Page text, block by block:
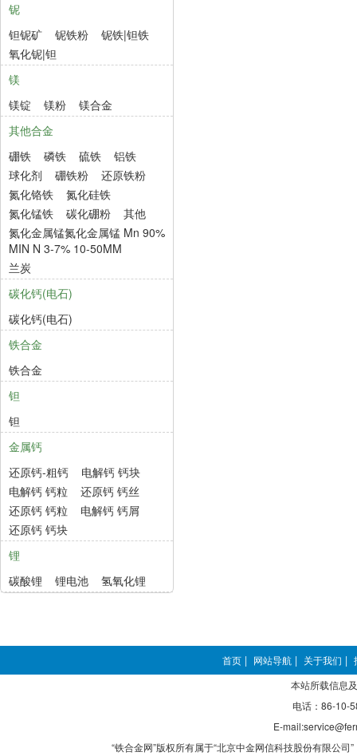
铌
钽铌矿
铌铁粉
铌铁|钽铁
氧化铌|钽
镁
镁锭
镁粉
镁合金
其他合金
硼铁
磷铁 硫铁
铝铁
球化剂
硼铁粉
还原铁粉
氮化铬铁
氮化硅铁
氮化锰铁
碳化硼粉
其他
氮化金属锰氮化金属锰 Mn 90%
MIN N 3-7% 10-50MM
兰炭
碳化钙(电石)
碳化钙(电石)
铁合金
铁合金
钽
钽
金属钙
还原钙-粗钙
电解钙 钙块
电解钙 钙粒
还原钙 钙丝
还原钙 钙粒
电解钙 钙屑
还原钙 钙块
锂
碳酸锂
锂电池 氢氧化锂
首页 | 网站导航 | 关于我们 |
本站所载信息
电话：86-10-
E-
“铁合金网”版权所有属于“北京中金网信科技股份有限公司